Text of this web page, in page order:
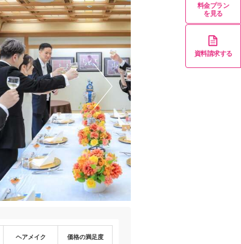
ヘアメイク 価格の満足度
料金プラン
を見る
資料請求する